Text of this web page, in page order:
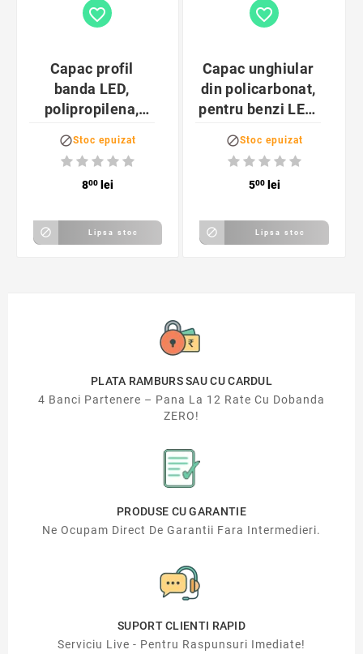
favorite_border
Capac profil
banda LED,
polipropilena,
clipsare, 2 m,
transparent
Stoc epuizat
800lei
 Lipsa stoc
favorite_border
Capac unghiular
din policarbonat,
pentru benzi LED,
Stoc epuizat
500lei
 Lipsa stoc
PLATA RAMBURS SAU CU CARDUL
4 Banci Partenere – Pana La 12 Rate Cu Dobanda
ZERO!
PRODUSE CU GARANTIE
Ne Ocupam Direct De Garantii Fara Intermedieri.
SUPORT CLIENTI RAPID
Serviciu Live - Pentru Raspunsuri Imediate!